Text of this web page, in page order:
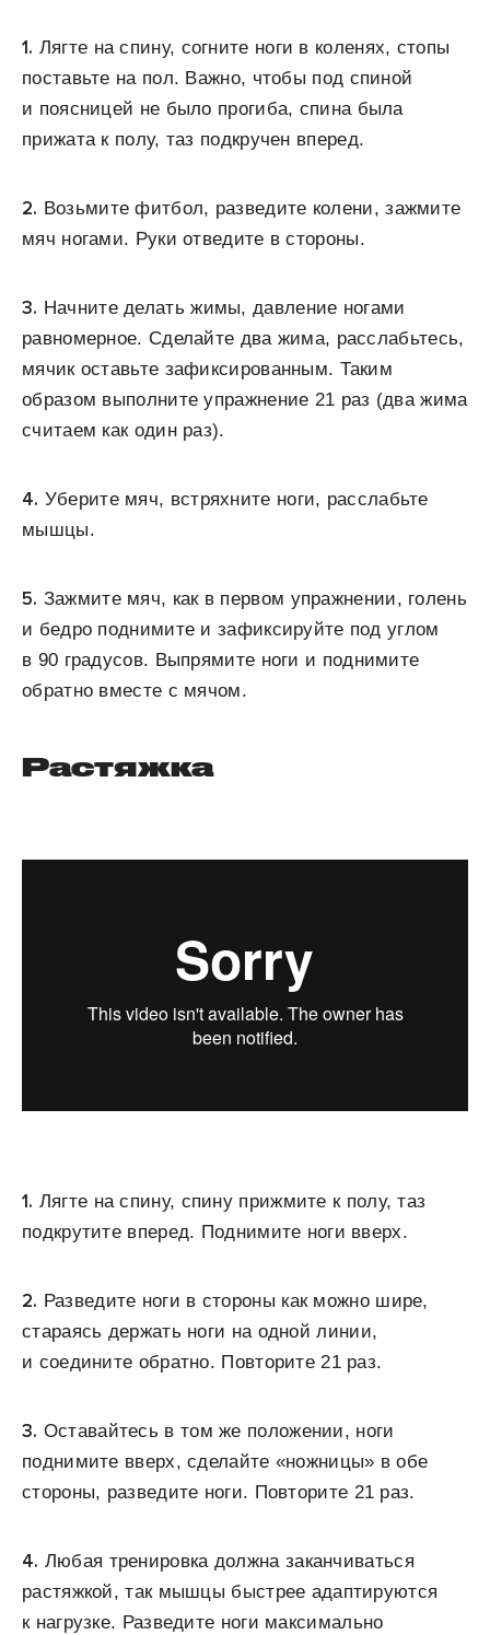
1. Лягте на спину, согните ноги в коленях, стопы
поставьте на пол. Важно, чтобы под спиной
и поясницей не было прогиба, спина была
прижата к полу, таз подкручен вперед.
2. Возьмите фитбол, разведите колени, зажмите
мяч ногами. Руки отведите в стороны.
3. Начните делать жимы, давление ногами
равномерное. Сделайте два жима, расслабьтесь,
мячик оставьте зафиксированным. Таким
образом выполните упражнение 21 раз (два жима
считаем как один раз).
4. Уберите мяч, встряхните ноги, расслабьте
мышцы.
5. Зажмите мяч, как в первом упражнении, голень
и бедро поднимите и зафиксируйте под углом
в 90 градусов. Выпрямите ноги и поднимите
обратно вместе с мячом.
Растяжка
1. Лягте на спину, спину прижмите к полу, таз
подкрутите вперед. Поднимите ноги вверх.
2. Разведите ноги в стороны как можно шире,
стараясь держать ноги на одной линии,
и соедините обратно. Повторите 21 раз.
3. Оставайтесь в том же положении, ноги
поднимите вверх, сделайте «ножницы» в обе
стороны, разведите ноги. Повторите 21 раз.
4. Любая тренировка должна заканчиваться
растяжкой, так мышцы быстрее адаптируются
к нагрузке. Разведите ноги максимально